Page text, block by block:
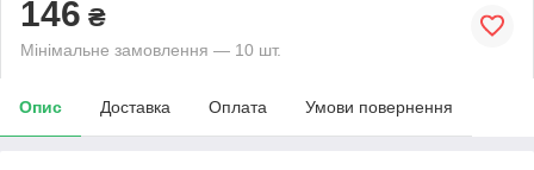
146 ₴
Мінімальне замовлення — 10 шт.
Опис Доставка Оплата Умови повернення